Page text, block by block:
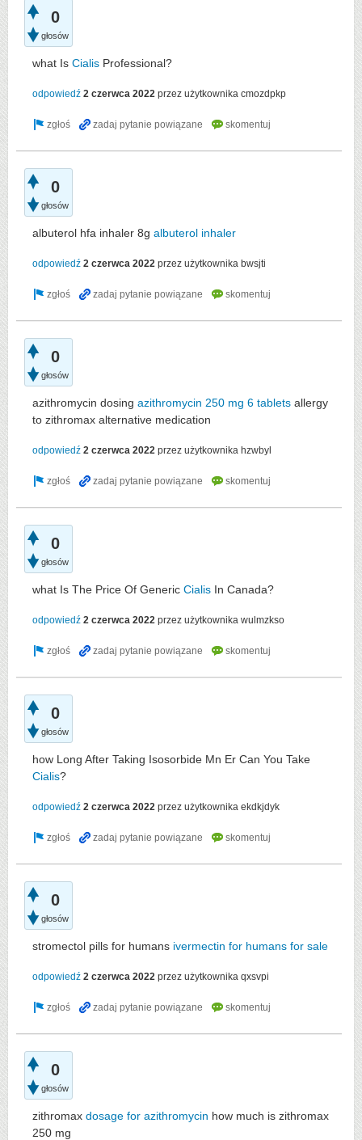
0
głosów
what Is Cialis Professional?
odpowiedź 2 czerwca 2022 przez użytkownika cmozdpkp
0
głosów
albuterol hfa inhaler 8g albuterol inhaler
odpowiedź 2 czerwca 2022 przez użytkownika bwsjti
0
głosów
azithromycin dosing azithromycin 250 mg 6 tablets allergy
to zithromax alternative medication
odpowiedź 2 czerwca 2022 przez użytkownika hzwbyl
0
głosów
what Is The Price Of Generic Cialis In Canada?
odpowiedź 2 czerwca 2022 przez użytkownika wulmzkso
0
głosów
how Long After Taking Isosorbide Mn Er Can You Take
Cialis?
odpowiedź 2 czerwca 2022 przez użytkownika ekdkjdyk
0
głosów
stromectol pills for humans ivermectin for humans for sale
odpowiedź 2 czerwca 2022 przez użytkownika qxsvpi
0
głosów
zithromax dosage for azithromycin how much is zithromax
250 mg